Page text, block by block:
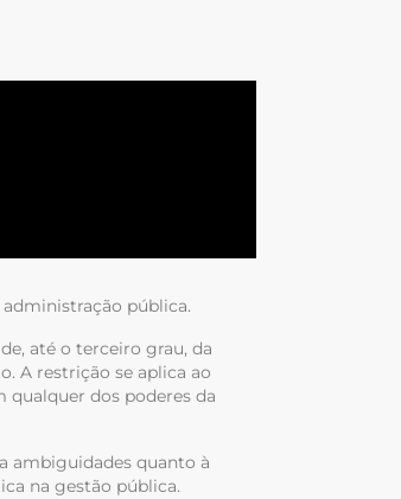
pública.
até o terceiro grau, da
A restrição se aplica ao
qualquer dos poderes da
ambiguidades quanto à
na gestão pública.